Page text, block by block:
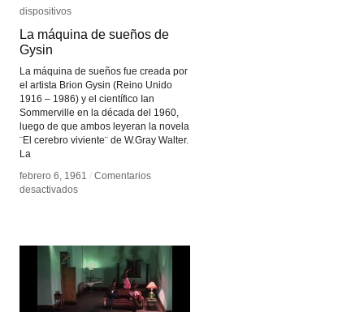
dispositivos
La máquina de sueños de
Gysin
La máquina de sueños fue creada por
el artista Brion Gysin (Reino Unido
1916 – 1986) y el científico Ian
Sommerville en la década del 1960,
luego de que ambos leyeran la novela
¨El cerebro viviente¨ de W.Gray Walter.
La
febrero 6, 1961 / Comentarios
desactivadosen
sueños
de
Gysin
dispositivos
La máquina de sueños de
Gysin
febrero 6, 1961 / Comentarios
desactivadosen
sueños
de
Gysin